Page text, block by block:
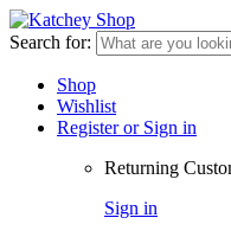
Search for:
Shop
Wishlist
Register or Sign in
Returning
Sign in